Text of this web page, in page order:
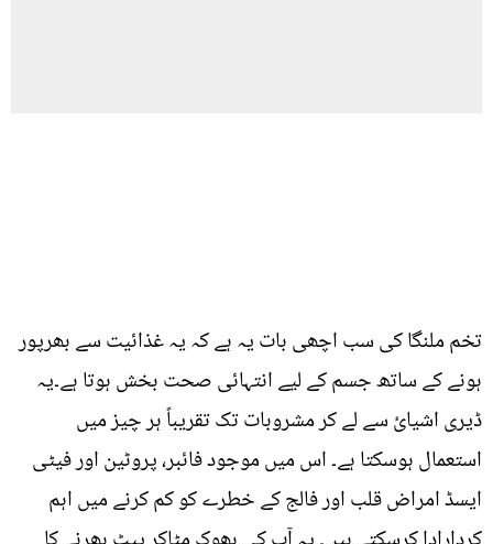
تخم ملنگا کی سب اچھی بات یہ ہے کہ یہ غذائیت سے بھرپور
ہونے کے ساتھ جسم کے لیے انتہائی صحت بخش ہوتا ہے۔یہ
ڈیری اشیائ سے لے کر مشروبات تک تقریباً ہر چیز میں
استعمال ہوسکتا ہے۔ اس میں موجود فائبر، پروٹین اور فیٹی
ایسڈ امراض قلب اور فالج کے خطرے کو کم کرنے میں اہم